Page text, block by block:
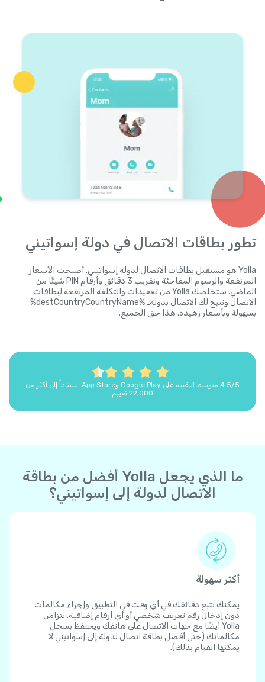
تطور بطاقات الاتصال في دولة إسواتيني
Yolla هو مستقبل بطاقات الاتصال لدولة إسواتيني. أصبحت الأسعار
المرتفعة والرسوم المفاجئة وتقريب 3 دقائق وأرقام PIN شيئًا من
الماضي. ستخلصك Yolla من تعقيدات والتكلفة المرتفعة لبطاقات
الاتصال وتتيح لك الاتصال بدولةـ %destCountryCountryName%
بسهولة وبأسعار زهيدة. هذا حق الجميع.
4.5/5 متوسط التقييم على Google Play وApp Store استناداً إلى أكثر من
22,000 تقييم
ما الذي يجعل Yolla أفضل من بطاقة
الاتصال لدولة إلى إسواتيني؟
أكثر سهولة
يمكنك تتبع دقائقك في أي وقت في التطبيق وإجراء مكالمات
دون إدخال رقم تعريف شخصي أو أي أرقام إضافية. يتزامن
Yolla أيضًا مع جهات الاتصال على هاتفك ويحتفظ بسجل
مكالماتك (حتى أفضل بطاقة اتصال لدولة إلى إسواتيني لا
يمكنها القيام بذلك).